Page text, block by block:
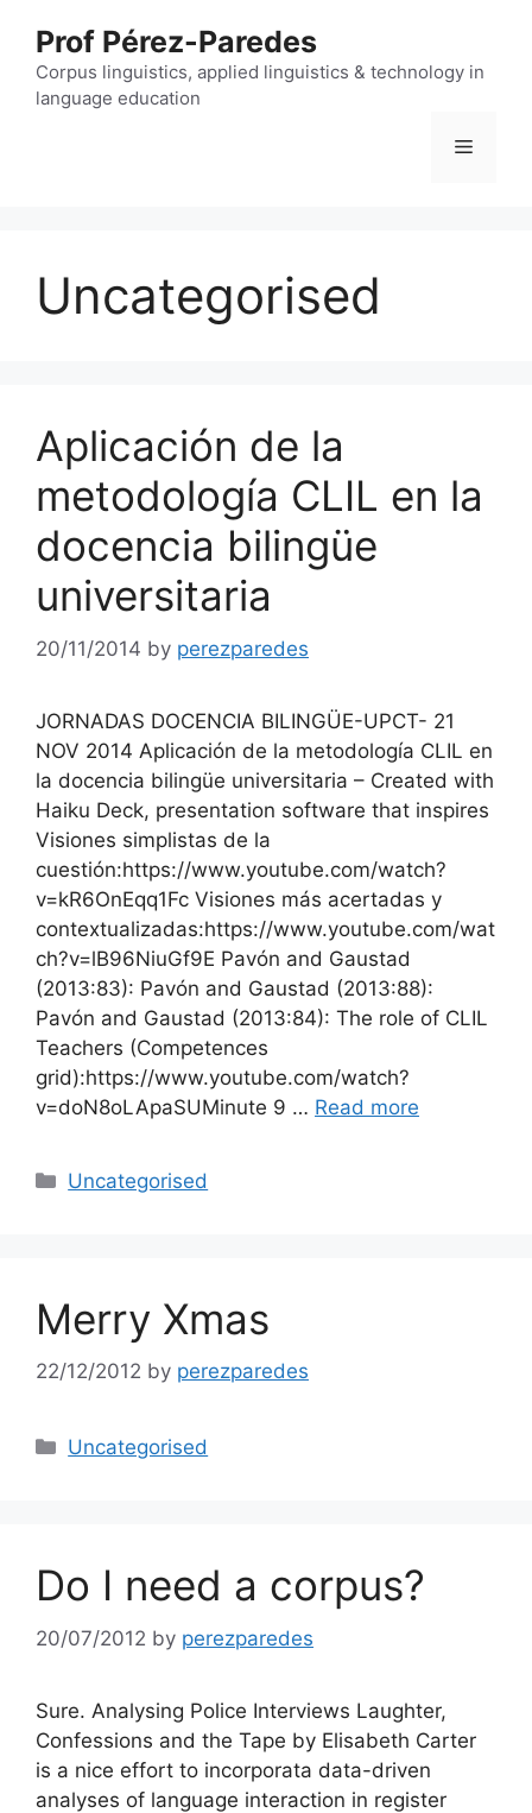
content
Prof Pérez-Paredes
Corpus linguistics, applied linguistics & technology in
language education
Menu
Uncategorised
Aplicación de la
metodología CLIL en la
docencia bilingüe
universitaria
20/11/2014 by perezparedes
JORNADAS DOCENCIA BILINGÜE-UPCT- 21
NOV 2014 Aplicación de la metodología CLIL en
la docencia bilingüe universitaria – Created with
Haiku Deck, presentation software that inspires
Visiones simplistas de la
cuestión:https://www.youtube.com/watch?
v=kR6OnEqq1Fc Visiones más acertadas y
contextualizadas:https://www.youtube.com/wat
ch?v=lB96NiuGf9E Pavón and Gaustad
(2013:83): Pavón and Gaustad (2013:88):
Pavón and Gaustad (2013:84): The role of CLIL
Teachers (Competences
grid):https://www.youtube.com/watch?
v=doN8oLApaSUMinute 9 … Read more
Categories
Uncategorised
Merry Xmas
22/12/2012 by perezparedes
Categories
Uncategorised
Do I need a corpus?
20/07/2012 by perezparedes
Sure. Analysing Police Interviews Laughter,
Confessions and the Tape by Elisabeth Carter
is a nice effort to incorporata data-driven
analyses of language interaction in register